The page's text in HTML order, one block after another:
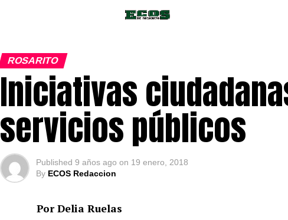
ROSARITO
Iniciativas
servicios públicos
Published 9 años ago on 19 enero, 2018
By ECOS Redaccion
Por Delia Ruelas